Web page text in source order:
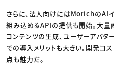
さらに、法人向けにはMorichのAI
組み込めるAPIの提供も開始。大
コンテンツの生成、ユーザーアバタ
での導入メリットも大きい。開発コ
点も魅力だ。